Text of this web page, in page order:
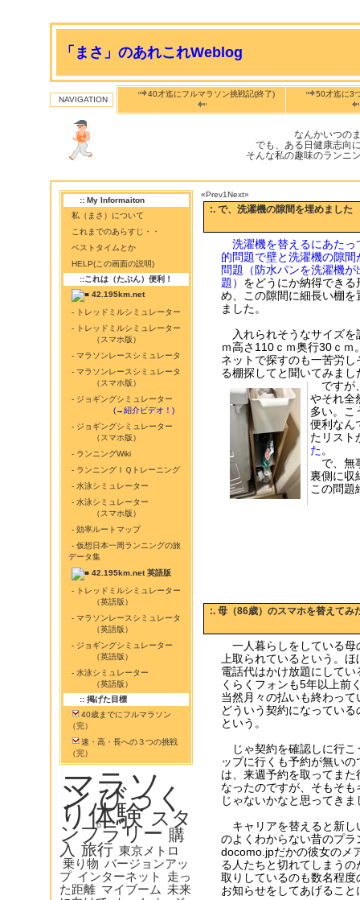
「まさ」のあれこれWeblog
NAVIGATION
40才迄にフルマラソン挑戦記(終了) 50才迄に3
なんかいつの
でも、ある日健康志向
そんな私の趣味のランニ
:: My Informaiton
私（まさ）について
これまでのあらすじ・・
ベストタイムとか
HELP(この画面の説明)
::これは（たぶん）便利！
42.195km.net
- トレッドミルシミュレーター
- トレッドミルシミュレーター
（スマホ版）
- マラソンレースシミュレータ
- マラソンレースシミュレータ
（スマホ版）
- ジョギングシミュレーター
(→紹介ビデオ！)
- ジョギングシミュレーター
（スマホ版）
- ランニングWiki
- ランニングＩＱトレーニング
- 水泳シミュレーター
- 水泳シミュレーター
（スマホ版）
- 効率ルートマップ
- 仮想日本一周ランニングの旅
データ集
42.195km.net 英語版
- トレッドミルシミュレーター
（英語版）
- マラソンレースシミュレータ
（英語版）
- ジョギングシミュレーター
（英語版）
- 水泳シミュレーター
（英語版）
:: 掲げた目標
40歳までにフルマラソン
（完）
速・高・長への３つの挑戦
（完）
マラソ
ン びっく
り体験 スタ
ンプラリー 購
入 旅行 東京メトロ
乗り物 バージョンアッ
プ インターネット
走っ
た距離 マイブーム 未来
«Prev1Next»
:. で、洗濯機の隙間を埋めました
洗濯機を替えるにあたっ
的問題で壁と洗濯機の隙間
問題（防水パンを洗濯機が
題） をどうにか納得できる
め、この隙間に細長い棚を
ました。
入れられそうなサイズを
ｍ高さ110ｃｍ奥行30ｃｍ
ネットで探すのも一苦労
る棚探してと聞いてみまし
ですが
やそれ全
多い。こ
便利なん
たリスト
た。
で、無
裏側に収
この問題
:. 母（86歳）のスマホを替えてみ
一人暮らしをしている母
上取られているという。
電話代はかけ放題にして
くらくフォンも5年以上前
当然月々の払いも終わっ
どういう契約になってい
という。
じゃ契約を確認しに行こ
ップに行くも予約が無い
は、来週予約を取ってま
なったのですが、そもそ
じゃないかなと思ってき
キャリアを替えると新し
のよくわからない昔のプ
docomo.jpだかの彼女のメ
る人たちと切れてしまう
取りしているのも数名程
お知らせをしてあげること